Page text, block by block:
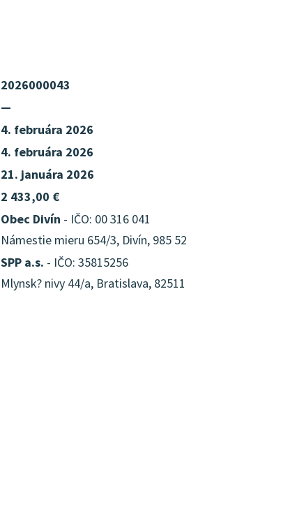
2026000043
—
4. februára 2026
4. februára 2026
21. januára 2026
2 433,00 €
Obec Divín - IČO: 00 316 041
Námestie mieru 654/3, Divín, 985 52
SPP a.s. - IČO: 35815256
Mlynsk? nivy 44/a, Bratislava, 82511